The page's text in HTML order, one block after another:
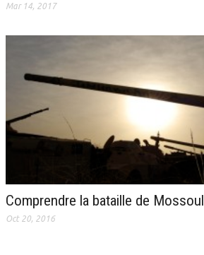
Mar 14, 2017
Comprendre la bataille de Mossoul
Oct 20, 2016